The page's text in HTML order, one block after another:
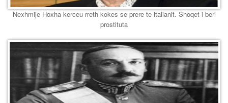
Nexhmije Hoxha kerceu rreth kokes se prere te italianit. Shoqet i beri
prostituta